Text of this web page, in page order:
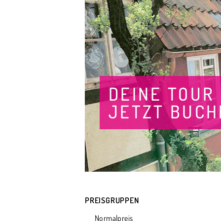
DEINE TOUR
JETZT
PREISGRUPPEN
Normalpreis